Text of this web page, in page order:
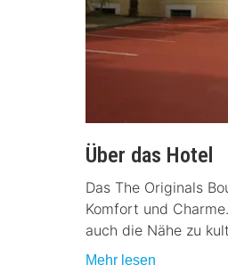
Über das Hotel
Das The Originals
Komfort und
auch die Nähe zu
Mehr lesen